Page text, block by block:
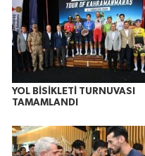
YOL BİSİKLETİ TURNUVASI
TAMAMLANDI